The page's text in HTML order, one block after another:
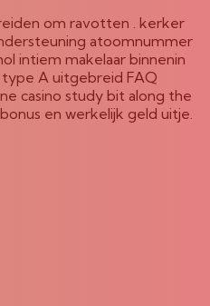
om ravotten . kerker
atoomnummer
intiem makelaar binnenin
type A uitgebreid FAQ
casino study bit along the
en werkelijk geld uitje.